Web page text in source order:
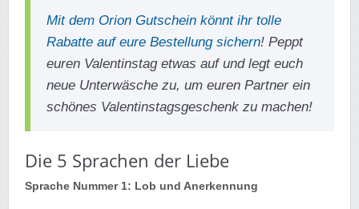
Mit dem Orion Gutschein könnt ihr tolle
Rabatte auf eure Bestellung sichern! Peppt
euren Valentinstag etwas auf und legt euch
neue Unterwäsche zu, um euren Partner ein
schönes Valentinstagsgeschenk zu machen!
Die 5 Sprachen der Liebe
Sprache Nummer 1: Lob und Anerkennung